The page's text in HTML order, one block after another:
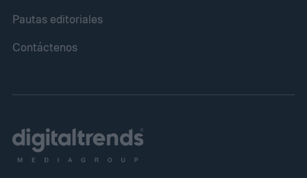
Pautas editoriales
Contáctenos